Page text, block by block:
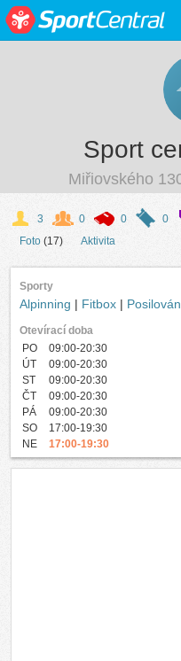
Sport
Miřiovského
3 0 0 0
Foto (17) Aktivita
Sporty
Alpinning | Fitbox |
Otevírací doba
PO
09:00-20:30
ÚT
09:00-20:30
ST
09:00-20:30
ČT
09:00-20:30
PÁ
09:00-20:30
SO
17:00-19:30
NE
17:00-19:30